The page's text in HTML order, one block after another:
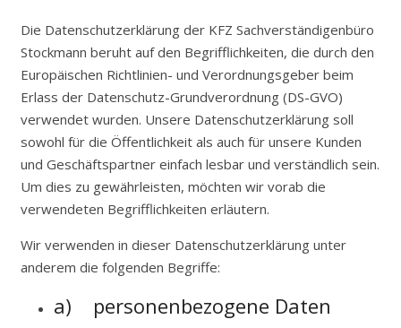
Die Datenschutzerklärung der KFZ Sachverständigenbüro
Stockmann beruht auf den Begrifflichkeiten, die durch den
Europäischen Richtlinien- und Verordnungsgeber beim
Erlass der Datenschutz-Grundverordnung (DS-GVO)
verwendet wurden. Unsere Datenschutzerklärung soll
sowohl für die Öffentlichkeit als auch für unsere Kunden
und Geschäftspartner einfach lesbar und verständlich sein.
Um dies zu gewährleisten, möchten wir vorab die
verwendeten Begrifflichkeiten erläutern.
Wir verwenden in dieser Datenschutzerklärung unter
anderem die folgenden Begriffe:
a) personenbezogene Daten